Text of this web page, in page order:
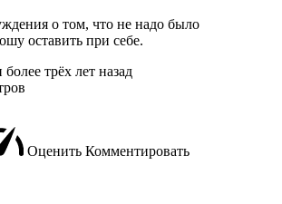
о том, что не надо было
оставить при себе.
более трёх лет назад
Оценить Комментировать